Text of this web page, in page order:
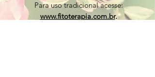
Para uso tradicional acesse:
www.fitoterapia.com.br.